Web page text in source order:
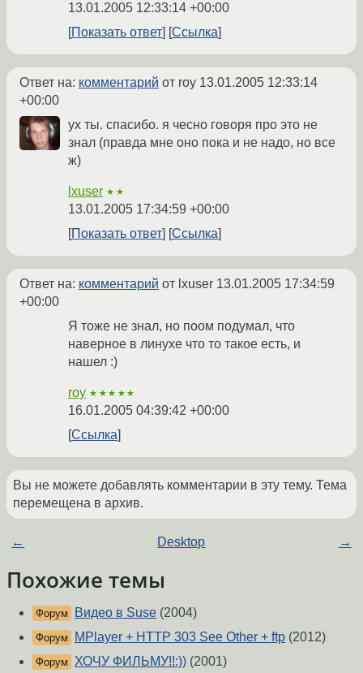
13.01.2005 12:33:14 +00:00
Показать ответ
Ссылка
Ответ на: комментарий от roy 13.01.2005 12:33:14
+00:00
ух ты. спасибо. я чесно говоря про это не
знал (правда мне оно пока и не надо, но все
ж)
lxuser ★★
13.01.2005 17:34:59 +00:00
Показать ответ
Ссылка
Ответ на: комментарий от lxuser 13.01.2005 17:34:59
+00:00
Я тоже не знал, но поом подумал, что
наверное в линухе что то такое есть, и
нашел :)
roy ★★★★★
16.01.2005 04:39:42 +00:00
Ссылка
Вы не можете добавлять комментарии в эту тему. Тема
перемещена в архив.
← Desktop →
Похожие темы
Форум Видео в Suse (2004)
Форум MPlayer + HTTP 303 See Other + ftp (2012)
Форум ХОЧУ ФИЛЬМУ!!:)) (2001)